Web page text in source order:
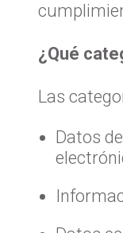
¿Qué
Las
Datos